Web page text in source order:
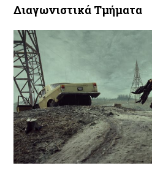
Διαγωνιστικά Τμήματα